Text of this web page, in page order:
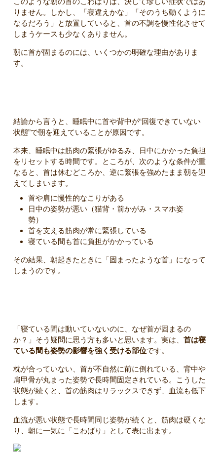
りません。しかし、「寝違えかな」「そのうち動くように
なるだろう」と放置していると、首の不調を慢性化させて
しまうケースも少なくありません。
朝に首が固まるのには、いくつかの明確な理由がありま
す。
結論から言うと、睡眠中に首や背中が“回復できていない
状態”で朝を迎えていることが原因です。
本来、睡眠中は筋肉の緊張がゆるみ、日中にかかった負担
をリセットする時間です。ところが、次のような条件が重
なると、首は休むどころか、逆に緊張を強めたまま朝を迎
えてしまいます。
首や肩に慢性的なこりがある
日中の姿勢が悪い（猫背・前かがみ・スマホ姿
勢）
首を支える筋肉が常に緊張している
寝ている間も首に負担がかかっている
その結果、朝起きたときに「固まったような首」になって
しまうのです。
「寝ている間は動いていないのに、なぜ首が固まるの
か？」そう疑問に思う方も多いと思います。実は、 首は寝
ている間も姿勢の影響を強く受ける部位です。
枕が合っていない、首が不自然に前に倒れている、背中や
肩甲骨が丸まった姿勢で長時間固定されている。こうした
状態が続くと、首の筋肉はリラックスできず、血流も低下
します。
血流が悪い状態で長時間同じ姿勢が続くと、筋肉は硬くな
り、朝に一気に「こわばり」として表に出ます。